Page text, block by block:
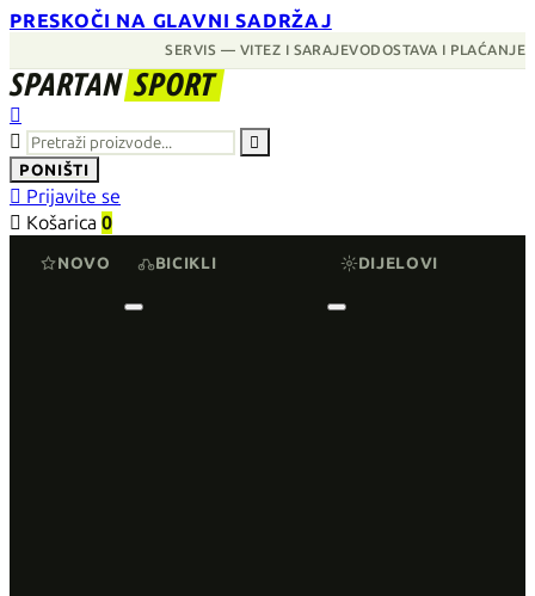
PRESKOČI NA GLAVNI SADRŽAJ
SERVIS — VITEZ I SARAJEVODOSTAVA I PLAĆANJE
SPARTAN SPORT



PONIŠTI
 Prijavite se
 Košarica 0
NOVO BICIKLI DIJELOVI